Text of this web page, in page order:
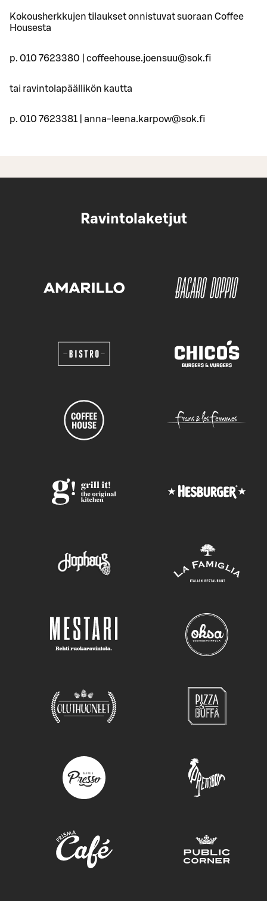
Kokousherkkujen tilaukset onnistuvat suoraan Coffee
Housesta
p. 010 7623380 | coffeehouse.joensuu@sok.fi
tai ravintolapäällikön kautta
p. 010 7623381 | anna-leena.karpow@sok.fi
Ravintolaketjut